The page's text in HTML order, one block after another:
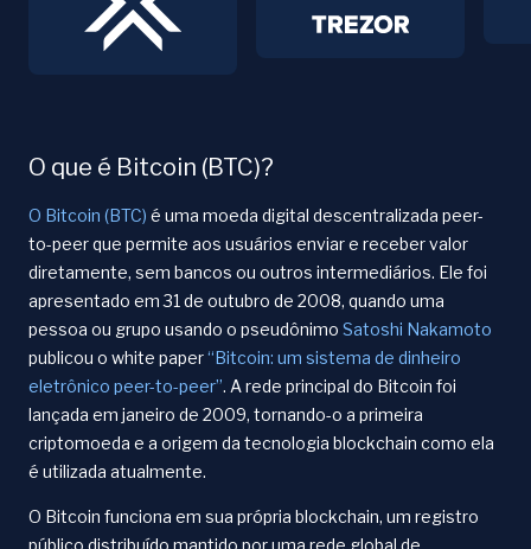
O que é Bitcoin (BTC)?
O Bitcoin (BTC) é uma moeda digital descentralizada peer-
to-peer que permite aos usuários enviar e receber valor
diretamente, sem bancos ou outros intermediários. Ele foi
apresentado em 31 de outubro de 2008, quando uma
pessoa ou grupo usando o pseudônimo Satoshi Nakamoto
publicou o white paper“Bitcoin: um sistema de dinheiro
eletrônico peer-to-peer”. A rede principal do Bitcoin foi
lançada em janeiro de 2009, tornando-o a primeira
criptomoeda e a origem da tecnologia blockchain como ela
é utilizada atualmente.
O Bitcoin funciona em sua própria blockchain, um registro
público distribuído mantido por uma rede global de